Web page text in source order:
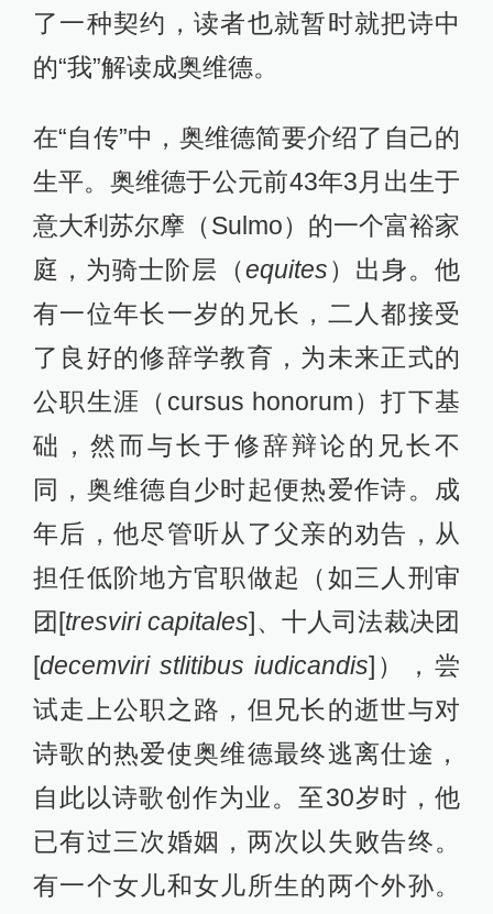
了一种契约，读者也就暂时就把诗中
的“我”解读成奥维德。
在“自传”中，奥维德简要介绍了自己的
生平。奥维德于公元前43年3月出生于
意大利苏尔摩（Sulmo）的一个富裕家
庭，为骑士阶层（equites）出身。他
有一位年长一岁的兄长，二人都接受
了良好的修辞学教育，为未来正式的
公职生涯（cursus honorum）打下基
础，然而与长于修辞辩论的兄长不
同，奥维德自少时起便热爱作诗。成
年后，他尽管听从了父亲的劝告，从
担任低阶地方官职做起（如三人刑审
团[tresviri capitales]、十人司法裁决团
[decemviri stlitibus iudicandis]），尝
试走上公职之路，但兄长的逝世与对
诗歌的热爱使奥维德最终逃离仕途，
自此以诗歌创作为业。至30岁时，他
已有过三次婚姻，两次以失败告终。
有一个女儿和女儿所生的两个外孙。